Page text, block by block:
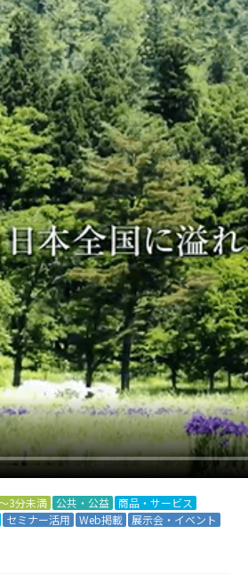
3分未満 公共・公益 商品・サービス
セミナー活用 Web掲載
展示会・イベント